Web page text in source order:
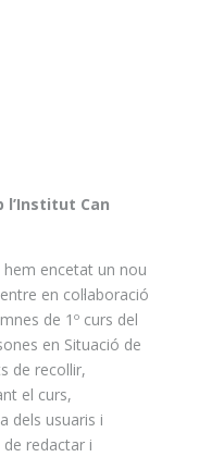
l’Institut Can
encetat un nou
en col·laboració
de 1º curs del
en Situació de
de recollir,
el curs,
dels usuaris i
de redactar i